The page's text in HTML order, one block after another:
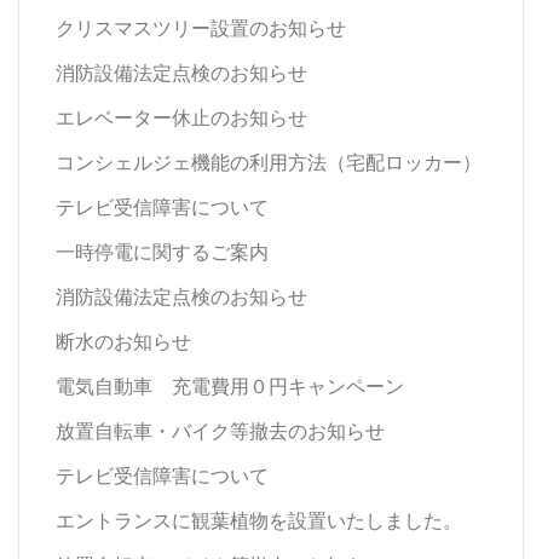
クリスマスツリー設置のお知らせ
消防設備法定点検のお知らせ
エレベーター休止のお知らせ
コンシェルジェ機能の利用方法（宅配ロッカー）
テレビ受信障害について
一時停電に関するご案内
消防設備法定点検のお知らせ
断水のお知らせ
電気自動車 充電費用０円キャンペーン
放置自転車・バイク等撤去のお知らせ
テレビ受信障害について
エントランスに観葉植物を設置いたしました。